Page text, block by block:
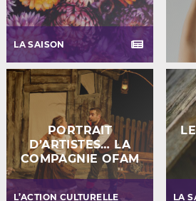
LA SAISON
L’ACTION CULTURELLE
PORTRAIT
D’ARTISTES… LA
COMPAGNIE OFAM
LA